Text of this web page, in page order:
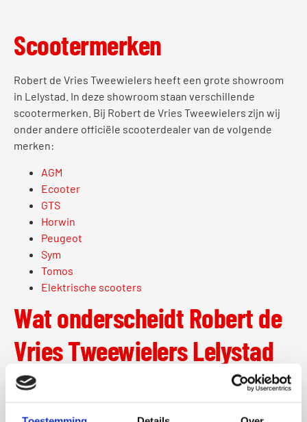
Scootermerken
Robert de Vries Tweewielers heeft een grote showroom
in Lelystad. In deze showroom staan verschillende
scootermerken. Bij Robert de Vries Tweewielers zijn wij
onder andere officiële scooterdealer van de volgende
merken:
AGM
Ecooter
GTS
Horwin
Peugeot
Sym
Tomos
Elektrische scooters
Wat onderscheidt Robert de
Vries Tweewielers Lelystad
van andere scooter dealers?
Ten eerste staan wij bij Robert de Vries Tweewielers altijd